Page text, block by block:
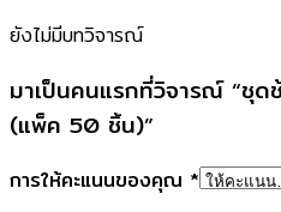
ยังไม่มีบทวิจารณ์
มาเป็นคนแรกที่วิจารณ์ “ชุ
(แพ็ค 50 ชิ้น)”
การให้คะแนนของคุณ *